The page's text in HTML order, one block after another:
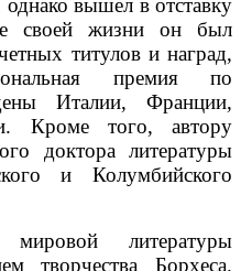
вышел в отставку
своей жизни он был
титулов и наград,
премия по
Италии, Франции,
Кроме того, автору
доктора литературы
и Колумбийского
мировой литературы
творчества Борхеса.